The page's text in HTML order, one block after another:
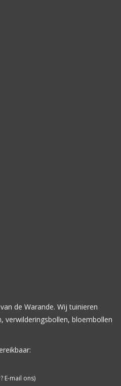
de Warande. Wij tuinieren
verwilderingsbollen, bloembollen
E-mail ons)